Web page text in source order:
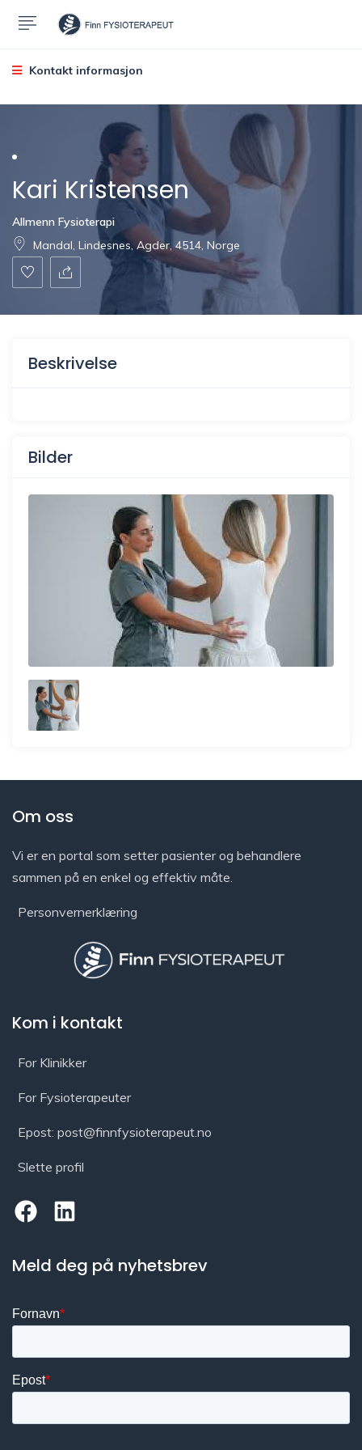
Kontakt informasjon
Kari Kristensen
Allmenn Fysioterapi
Mandal, Lindesnes, Agder, 4514, Norge
Beskrivelse
Bilder
Om oss
Vi er en portal som setter pasienter og behandlere
sammen på en enkel og effektiv måte.
Personvernerklæring
Kom i kontakt
For Klinikker
For Fysioterapeuter
Epost: post@finnfysioterapeut.no
Slette profil
Meld deg på nyhetsbrev